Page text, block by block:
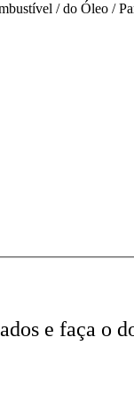
/ do Óleo /
e faça o